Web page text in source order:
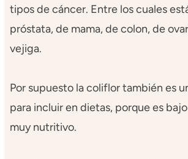
tipos de cáncer. Entre los cuales
próstata, de mama, de colon, de
vejiga.
Por supuesto la coliflor también es
para incluir en dietas, porque es
muy nutritivo.